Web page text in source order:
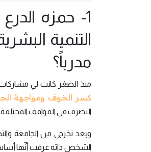
1- حمزه
التنمية
مدرباً؟
منذ الصغر كانت لي مشاركات
كسر الخوف ومواجهة
التصرف في المواقف المختلفة
وبعد تخرجي من الجامعة
الشخص ذاته عرفت أنّها